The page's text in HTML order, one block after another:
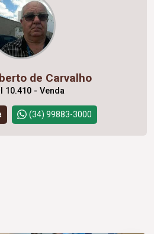
de Carvalho
10.410 - Venda
(34) 99883-3000